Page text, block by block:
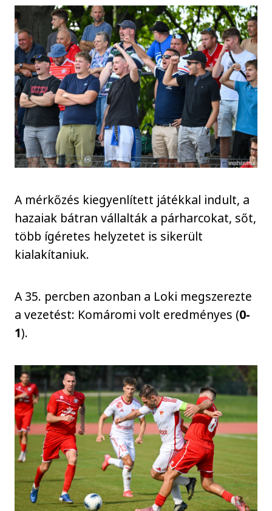
A mérkőzés kiegyenlített játékkal indult, a
hazaiak bátran vállalták a párharcokat, sőt,
több ígéretes helyzetet is sikerült
kialakítaniuk.
A 35. percben azonban a Loki megszerezte
a vezetést: Komáromi volt eredményes (0-
1).